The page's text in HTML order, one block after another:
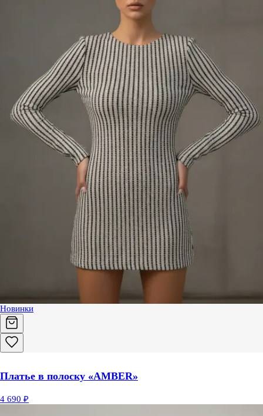
Новинки
Платье в полоску «AMBER»
4 690 ₽